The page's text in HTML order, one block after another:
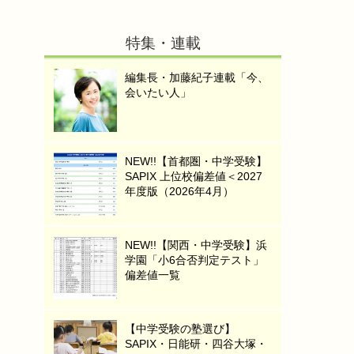
特集・連載
編集長・加藤紀子連載「今、
会いたい人」
NEW!!【首都圏・中学受験】
SAPIX 上位校偏差値＜2027
年度版（2026年4月）
NEW!!【関西・中学受験】浜
学園「小6合否判定テスト」
偏差値一覧
【中学受験の塾選び】
SAPIX・日能研・四谷大塚・